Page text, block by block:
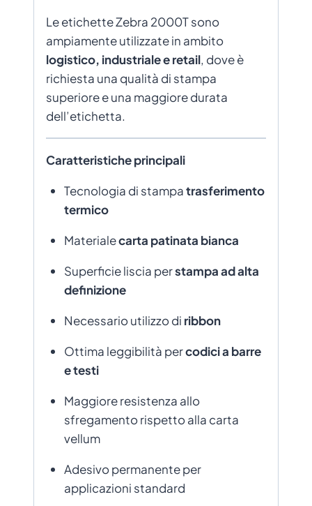
Le etichette Zebra 2000T sono
ampiamente utilizzate in ambito
logistico, industriale e retail, dove è
richiesta una qualità di stampa
superiore e una maggiore durata
dell’etichetta.
Caratteristiche principali
Tecnologia di stampatrasferimento
termico
Materialecarta patinata bianca
Superficie liscia perstampa ad alta
definizione
Necessario utilizzo di ribbon
Ottima leggibilità percodici a barre
e testi
Maggiore resistenza allo
sfregamento rispetto alla carta
vellum
Adesivo permanente per
applicazioni standard